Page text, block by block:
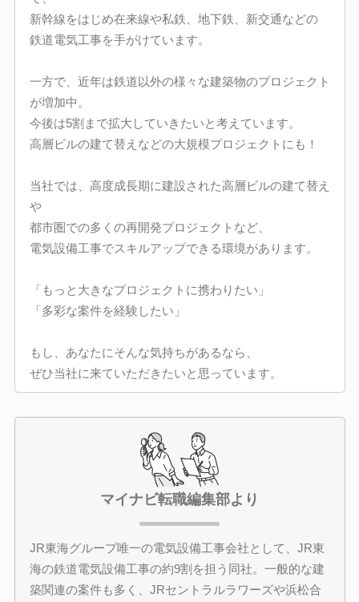
新幹線をはじめ在来線や私鉄、地下鉄、新交通などの
鉄道電気工事を手がけています。
一方で、近年は鉄道以外の様々な建築物のプロジェクト
が増加中。
今後は5割まで拡大していきたいと考えています。
高層ビルの建て替えなどの大規模プロジェクトにも！
当社では、高度成長期に建設された高層ビルの建て替え
や
都市圏での多くの再開発プロジェクトなど、
電気設備工事でスキルアップできる環境があります。
「もっと大きなプロジェクトに携わりたい」
「多彩な案件を経験したい」
もし、あなたにそんな気持ちがあるなら、
ぜひ当社に来ていただきたいと思っています。
マイナビ転職編集部より
JR東海グループ唯一の電気設備工事会社として、JR東
海の鉄道電気設備工事の約9割を担う同社。一般的な建
築関連の案件も多く、JRセントラルラワーズや浜松合